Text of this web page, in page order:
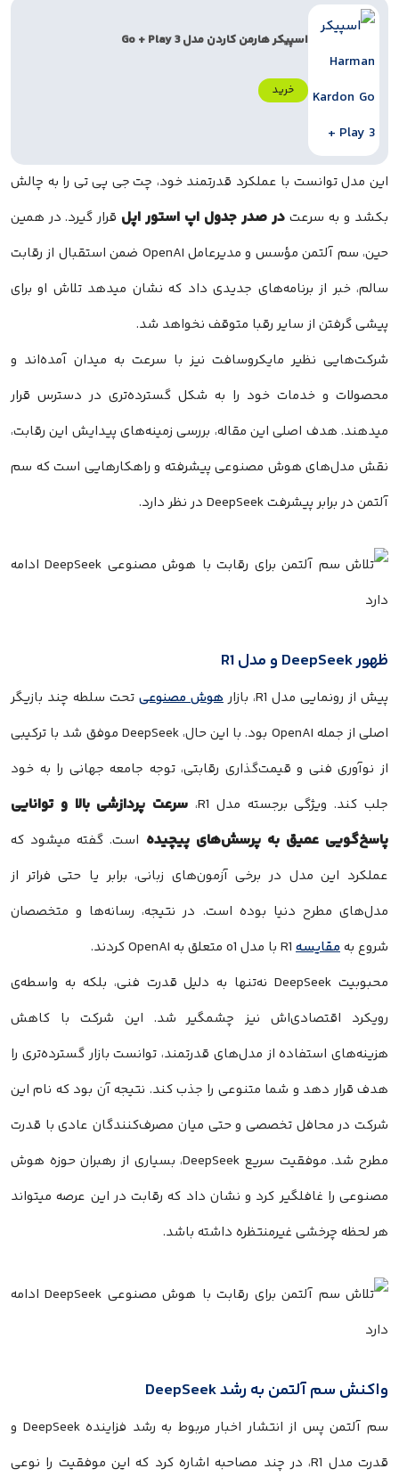
اسپیکر هارمن کاردن مدل Go + Play 3
خرید
این مدل توانست با عملکرد قدرتمند خود، چت جی پی تی را به چالش
بکشد و به سرعت در صدر جدول اپ استور اپل قرار گیرد. در همین
حین، سم آلتمن مؤسس و مدیرعامل OpenAI ضمن استقبال از رقابت
سالم، خبر از برنامه‌های جدیدی داد که نشان میدهد تلاش او برای
پیشی گرفتن از سایر رقبا متوقف نخواهد شد.
شرکت‌هایی نظیر مایکروسافت نیز با سرعت به میدان آمده‌اند و
محصولات و خدمات خود را به شکل گسترده‌تری در دسترس قرار
میدهند. هدف اصلی این مقاله، بررسی زمینه‌های پیدایش این رقابت،
نقش مدل‌های هوش مصنوعی پیشرفته و راهکارهایی است که سم
آلتمن در برابر پیشرفت DeepSeek در نظر دارد.
ظهور DeepSeek و مدل R1
پیش از رونمایی مدل R1، بازار هوش مصنوعی تحت سلطه چند بازیگر
اصلی از جمله OpenAI بود. با این حال، DeepSeek موفق شد با ترکیبی
از نوآوری فنی و قیمت‌گذاری رقابتی، توجه جامعه جهانی را به خود
جلب کند. ویژگی برجسته مدل R1،
سرعت پردازشی بالا و توانایی
پاسخ‌گویی عمیق به پرسش‌های پیچیده است. گفته میشود که
عملکرد این مدل در برخی آزمون‌های زبانی، برابر یا حتی فراتر از
مدل‌های مطرح دنیا بوده است. در نتیجه، رسانه‌ها و متخصصان
شروع بهمقایسه
محبوبیت DeepSeek نه‌تنها به دلیل قدرت فنی، بلکه به واسطه‌ی
رویکرد اقتصادی‌اش نیز چشمگیر شد. این شرکت با کاهش
هزینه‌های استفاده از مدل‌های قدرتمند، توانست بازار گسترده‌تری را
هدف قرار دهد و شما متنوعی را جذب کند. نتیجه آن بود که نام این
شرکت در محافل تخصصی و حتی میان مصرف‌کنندگان عادی با قدرت
مطرح شد. موفقیت سریع DeepSeek، بسیاری از رهبران حوزه هوش
مصنوعی را غافلگیر کرد و نشان داد که رقابت در این عرصه میتواند
هر لحظه چرخشی غیرمنتظره داشته باشد.
واکنش سم آلتمن به رشد DeepSeek
سم آلتمن پس از انتشار اخبار مربوط به رشد فزاینده DeepSeek و
قدرت مدل R1، در چند مصاحبه اشاره کرد که این موفقیت را نوعی